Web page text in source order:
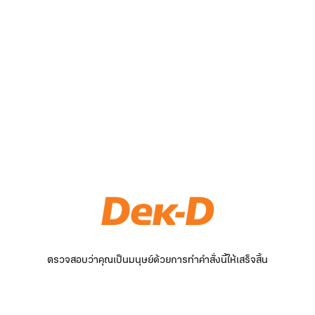
ตรวจสอบว่าคุณเป็นมนุษย์ด้วยการทำคำสั่งนี้ให้เสร็จสิ้น